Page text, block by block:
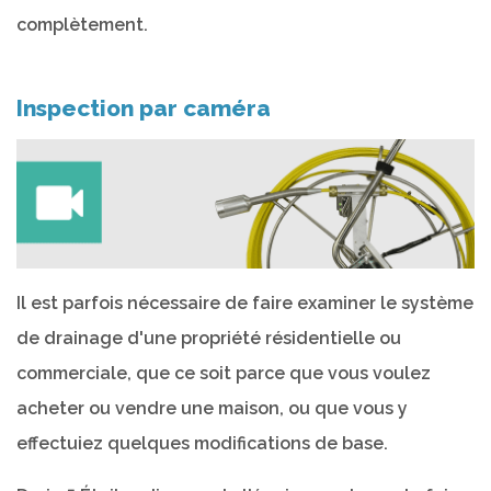
complètement.
Inspection par caméra
Il est parfois nécessaire de faire examiner le système
de drainage d'une propriété résidentielle ou
commerciale, que ce soit parce que vous voulez
acheter ou vendre une maison, ou que vous y
effectuiez quelques modifications de base.